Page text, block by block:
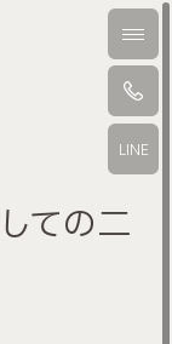
メ
LINE
ての二